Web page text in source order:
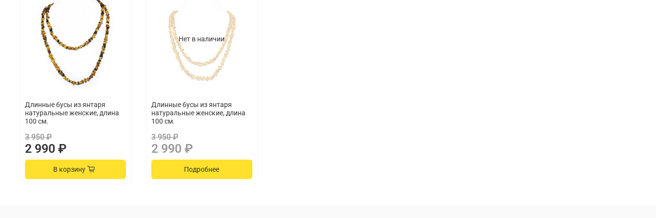
Длинные бусы из янтаря
натуральные женские, длина
100 см.
3 950 ₽
2 990 ₽
В корзину
Нет в наличии
Длинные бусы из янтаря
натуральные женские, длина
100 см.
3 950 ₽
2 990 ₽
Подробнее